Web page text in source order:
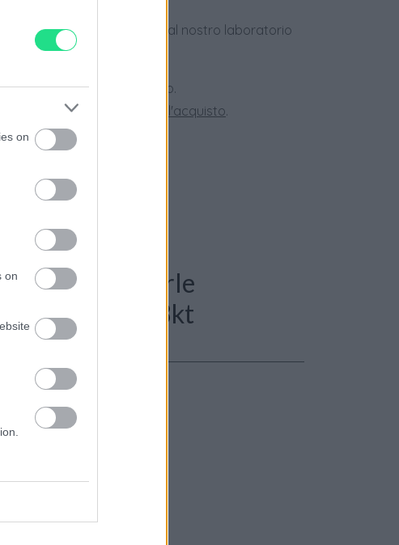
on
on
sui prodotti usati, verificati dal nostro laboratorio
ordini superiori a 150 euro.
la nostra
Guida all'acquisto.
Collana perle
Susta in oro 18kt